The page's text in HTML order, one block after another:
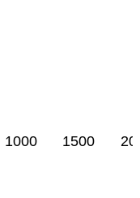
1000 1500